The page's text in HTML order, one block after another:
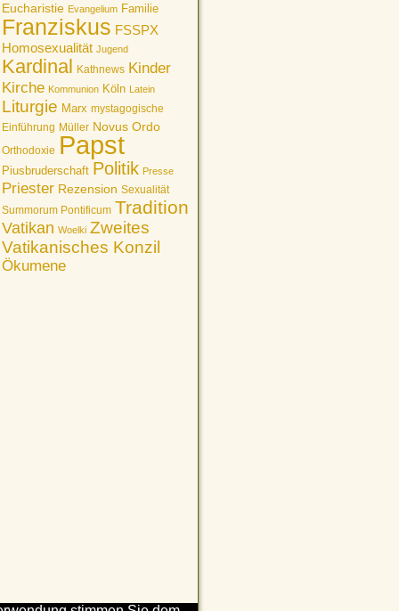
Eucharistie Evangelium Familie
Franziskus FSSPX
Homosexualität Jugend
Kardinal Kathnews Kinder
Kirche Kommunion Köln Latein
Liturgie Marx mystagogische
Einführung Müller Novus Ordo
Orthodoxie Papst
Piusbruderschaft Politik Presse
Priester Rezension Sexualität
Summorum Pontificum Tradition
Vatikan Woelki Zweites
Vatikanisches Konzil
Ökumene